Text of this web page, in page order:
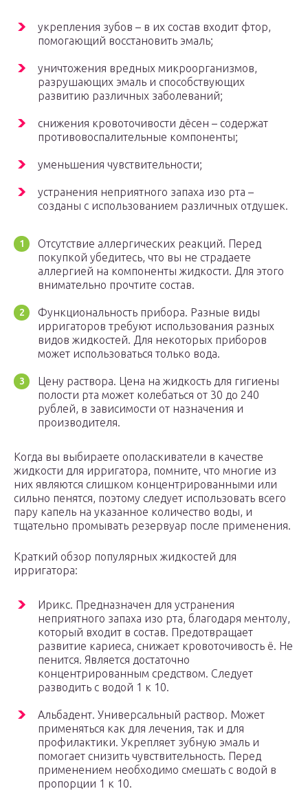
укрепления зубов – в их состав входит фтор,
помогающий восстановить эмаль;
уничтожения вредных микроорганизмов,
разрушающих эмаль и способствующих
развитию различных заболеваний;
снижения кровоточивости дёсен – содержат
противовоспалительные компоненты;
уменьшения чувствительности;
устранения неприятного запаха изо рта –
созданы с использованием различных отдушек.
Отсутствие аллергических реакций. Перед
покупкой убедитесь, что вы не страдаете
аллергией на компоненты жидкости. Для этого
внимательно прочтите состав.
Функциональность прибора. Разные виды
ирригаторов требуют использования разных
видов жидкостей. Для некоторых приборов
может использоваться только вода.
Цену раствора. Цена на жидкость для гигиены
полости рта может колебаться от 30 до 240
рублей, в зависимости от назначения и
производителя.
Когда вы выбираете ополаскиватели в качестве
жидкости для ирригатора, помните, что многие из
них являются слишком концентрированными или
сильно пенятся, поэтому следует использовать всего
пару капель на указанное количество воды, и
тщательно промывать резервуар после применения.
Краткий обзор популярных жидкостей для
ирригатора:
Ирикс. Предназначен для устранения
неприятного запаха изо рта, благодаря ментолу,
который входит в состав. Предотвращает
развитие кариеса, снижает кровоточивость ё. Не
пенится. Является достаточно
концентрированным средством. Следует
разводить с водой 1 к 10.
Альбадент. Универсальный раствор. Может
применяться как для лечения, так и для
профилактики. Укрепляет зубную эмаль и
помогает снизить чувствительность. Перед
применением необходимо смешать с водой в
пропорции 1 к 10.